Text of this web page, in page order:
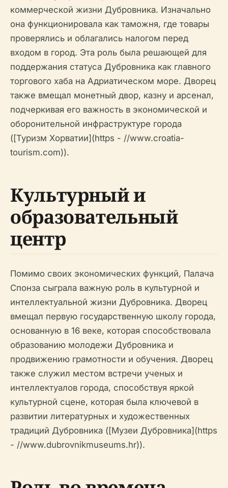
коммерческой жизни Дубровника. Изначально
она функционировала как таможня, где товары
проверялись и облагались налогом перед
входом в город. Эта роль была решающей для
поддержания статуса Дубровника как главного
торгового хаба на Адриатическом море. Дворец
также вмещал монетный двор, казну и арсенал,
подчеркивая его важность в экономической и
оборонительной инфраструктуре города
([Туризм Хорватии](https - //www.croatia-
tourism.com)).
Культурный и
образовательный
центр
Помимо своих экономических функций, Палача
Спонза сыграла важную роль в культурной и
интеллектуальной жизни Дубровника. Дворец
вмещал первую государственную школу города,
основанную в 16 веке, которая способствовала
образованию молодежи Дубровника и
продвижению грамотности и обучения. Дворец
также служил местом встречи ученых и
интеллектуалов города, способствуя яркой
культурной сцене, которая была ключевой в
развитии литературных и художественных
традиций Дубровника ([Музеи Дубровника](https
- //www.dubrovnikmuseums.hr)).